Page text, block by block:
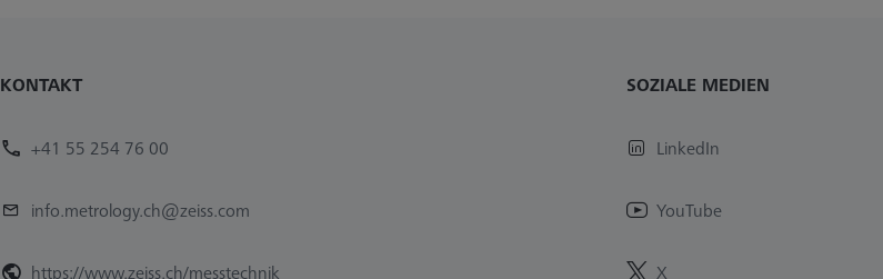
KONTAKT
+41 55 254 76 00
info.metrology.ch@zeiss.com
https://www.zeiss.ch/messtechnik
SOZIALE MEDIEN
LinkedIn
YouTube
X